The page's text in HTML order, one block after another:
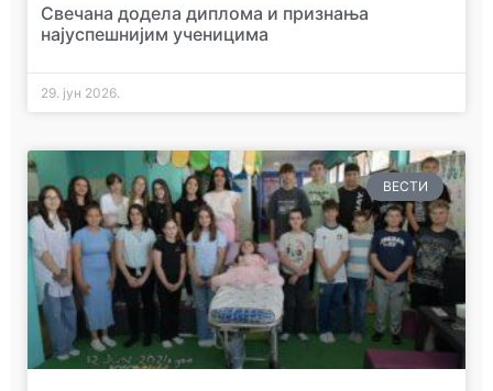
Свечана додела диплома и признања
најуспешнијим ученицима
29. јун 2026.
ВЕСТИ